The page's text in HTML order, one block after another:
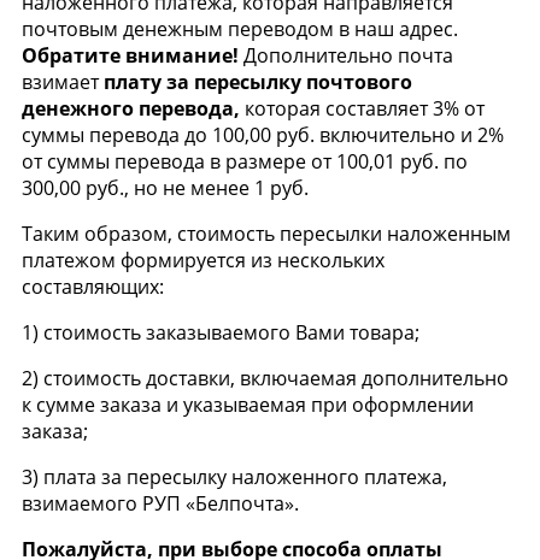
почтовым денежным переводом в наш адрес.
Обратите внимание! Дополнительно почта
взимаетплату за пересылку почтового
денежного перевода, которая составляет 3% от
суммы перевода до 100,00 руб. включительно и 2%
от суммы перевода в размере от 100,01 руб. по
300,00 руб., но не менее 1 руб.
Таким образом, стоимость пересылки наложенным
платежом формируется из нескольких
составляющих:
1) стоимость заказываемого Вами товара;
2) стоимость доставки, включаемая дополнительно
к сумме заказа и указываемая при оформлении
заказа;
3) плата за пересылку наложенного платежа,
взимаемого РУП «Белпочта».
Пожалуйста, при выборе способа оплаты